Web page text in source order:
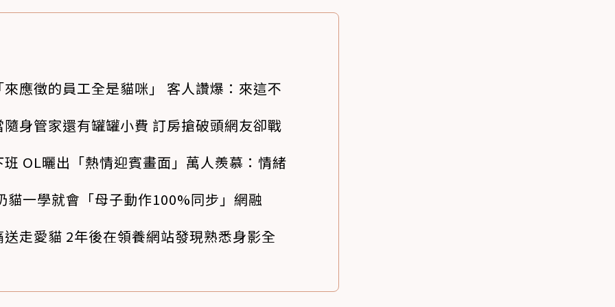
應徵的員工全是貓咪」 客人讚爆：來這不
身管家還有罐罐小費 訂房搶破頭網友卻戰
OL曬出「熱情迎賓畫面」萬人羨慕：情緒
貓一學就會「母子動作100%同步」網融
走愛貓 2年後在領養網站發現熟悉身影全